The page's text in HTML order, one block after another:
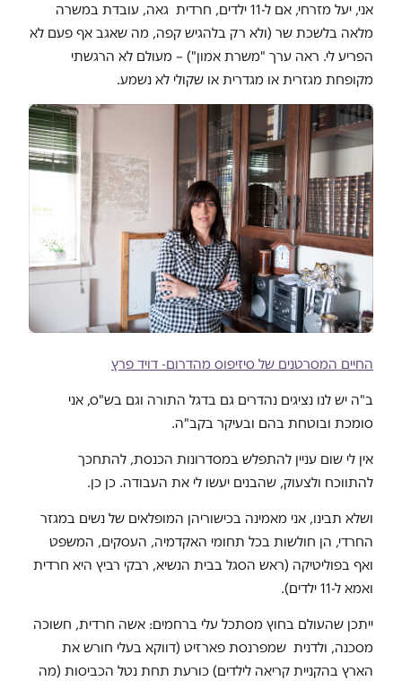
אני, יעל מזרחי, אם ל-11 ילדים, חרדית גאה, עובדת במשרה
מלאה בלשכת שר (ולא רק בלהגיש קפה, מה שאגב אף פעם לא
הפריע לי. ראה ערך "משרת אמון") – מעולם לא הרגשתי
מקופחת מגזרית או מגדרית או שקולי לא נשמע.
החיים המסרטנים של סיזיפוס מהדרום- דויד פרץ
ב"ה יש לנו נציגים נהדרים גם בדגל התורה וגם בש"ס, אני
סומכת ובוטחת בהם ובעיקר בקב"ה.
אין לי שום עניין להתפלש במסדרונות הכנסת, להתחכך
להתווכח ולצעוק, שהבנים יעשו לי את העבודה. כן כן.
ושלא תבינו, אני מאמינה בכישוריהן המופלאים של נשים במגזר
החרדי, הן חולשות בכל תחומי האקדמיה, העסקים, המשפט
ואף בפוליטיקה (ראש הסגל בבית הנשיא, רבקי רביץ היא חרדית
ואמא ל-11 ילדים).
ייתכן שהעולם בחוץ מסתכל עלי ברחמים: אשה חרדית, חשוכה
מסכנה, ולדנית שמפרנסת פארזיט (דווקא בעלי חורש את
הארץ בהקניית קריאה לילדים) כורעת תחת נטל הכביסות (מה